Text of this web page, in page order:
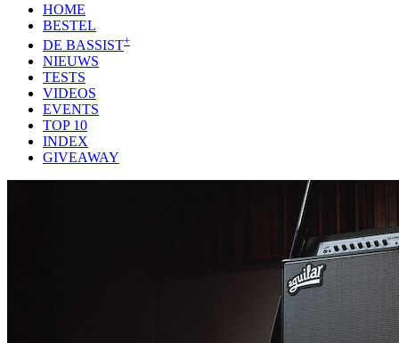
HOME
BESTEL
DE BASSIST+
NIEUWS
TESTS
VIDEOS
EVENTS
TOP 10
INDEX
GIVEAWAY